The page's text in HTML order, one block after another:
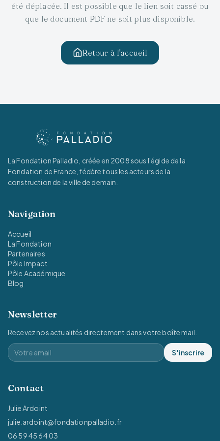
été déplacée. Il est possible que le lien soit cassé ou
que le document PDF ne soit plus disponible.
Retour à l'accueil
La Fondation Palladio, créée en 2008 sous l'égide de la
Fondation de France, fédère tous les acteurs de la
construction de la ville de demain.
Navigation
Accueil
La Fondation
Partenaires
Pôle Impact
Pôle Académique
Blog
Newsletter
Recevez nos actualités directement dans votre boîte mail.
S'inscrire
Contact
Julie Ardoint
julie.ardoint@fondationpalladio.fr
06 59 45 64 03